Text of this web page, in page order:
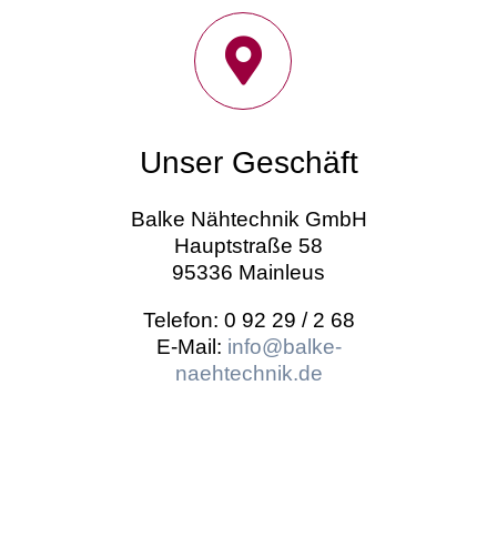
Unser Geschäft
Balke Nähtechnik GmbH
Hauptstraße 58
95336 Mainleus
Telefon: 0 92 29 / 2 68
E-Mail: info@balke-
naehtechnik.de